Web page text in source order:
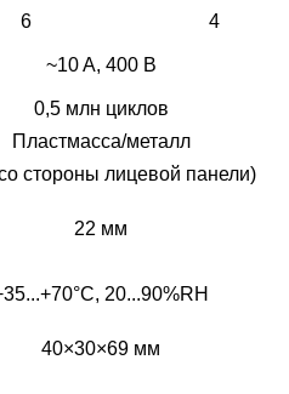
6
4
~10 A, 400 В
0,5 млн циклов
Пластмасса/металл
стороны лицевой панели)
22 мм
20...90%RH
40×30×69 мм